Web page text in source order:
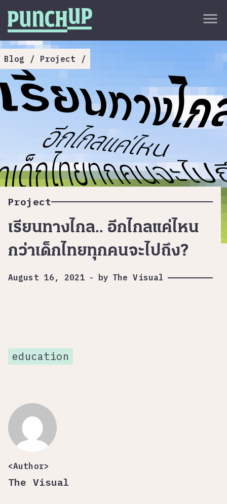
Skip to content
menu
close
About
Service
Project
Article
ลับด้านบน
Blog / Project /
Project
เรียนทางไกล.. อีกไกลแค่ไหน
กว่าเด็กไทยทุกคนจะไปถึง?
August 16, 2021 - by The Visual
education
<Author>
The Visual